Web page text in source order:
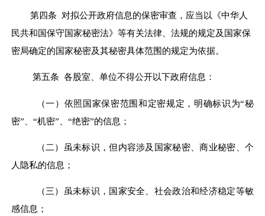
第四条 对拟公开政府信息的保密审查，应当以《中华人
民共和国保守国家秘密法》等有关法律、法规的规定及国家保
密局确定的国家秘密及其秘密具体范围的规定为依据。
第五条 各股室 、单位不得公开以下政府信息：
（一）依照国家保密范围和定密规定，明确标识为“秘
密”、“机密”、“绝密”的信息；
（二）虽未标识，但内容涉及国家秘密、商业秘密、个
人隐私的信息；
（三）虽未标识，国家安全、社会政治和经济稳定等敏
感信息；